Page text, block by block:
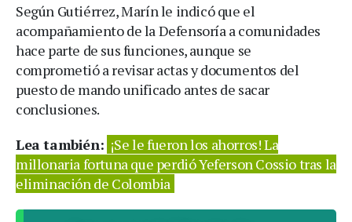
Según Gutiérrez, Marín le indicó que el
acompañamiento de la Defensoría a comunidades
hace parte de sus funciones, aunque se
comprometió a revisar actas y documentos del
puesto de mando unificado antes de sacar
conclusiones.
Lea también: ¡Se le fueron los ahorros! La
millonaria fortuna que perdió Yeferson Cossio tras la
eliminación de Colombia